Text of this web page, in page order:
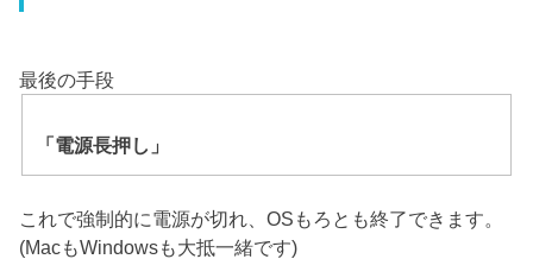
最後の手段
「電源長押し」
これで強制的に電源が切れ、OSもろとも終了できます。
(MacもWindowsも大抵一緒です)